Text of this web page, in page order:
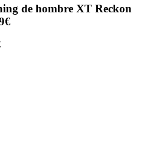
de hombre XT Reckon